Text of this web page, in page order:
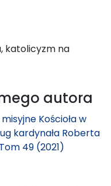
katolicyzm na
autora
misyjne Kościoła w
kardynała Roberta
49 (2021)